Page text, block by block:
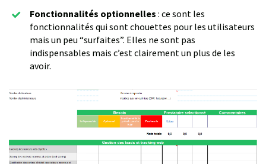
Fonctionnalités optionnelles : ce sont les
fonctionnalités qui sont chouettes pour les utilisateurs
mais un peu “surfaites”. Elles ne sont pas
indispensables mais c’est clairement un plus de les
avoir.